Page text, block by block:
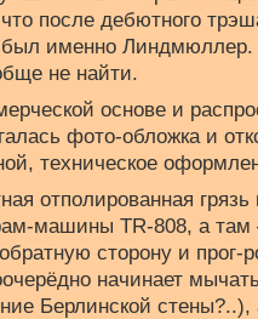
после дебютного
именно Линдмюллер.
не найти.
основе и
фото-обложка и
техническое
отполированная грязь
машины TR-808, а
сторону и прог-
начинает
Берлинской стены?..),